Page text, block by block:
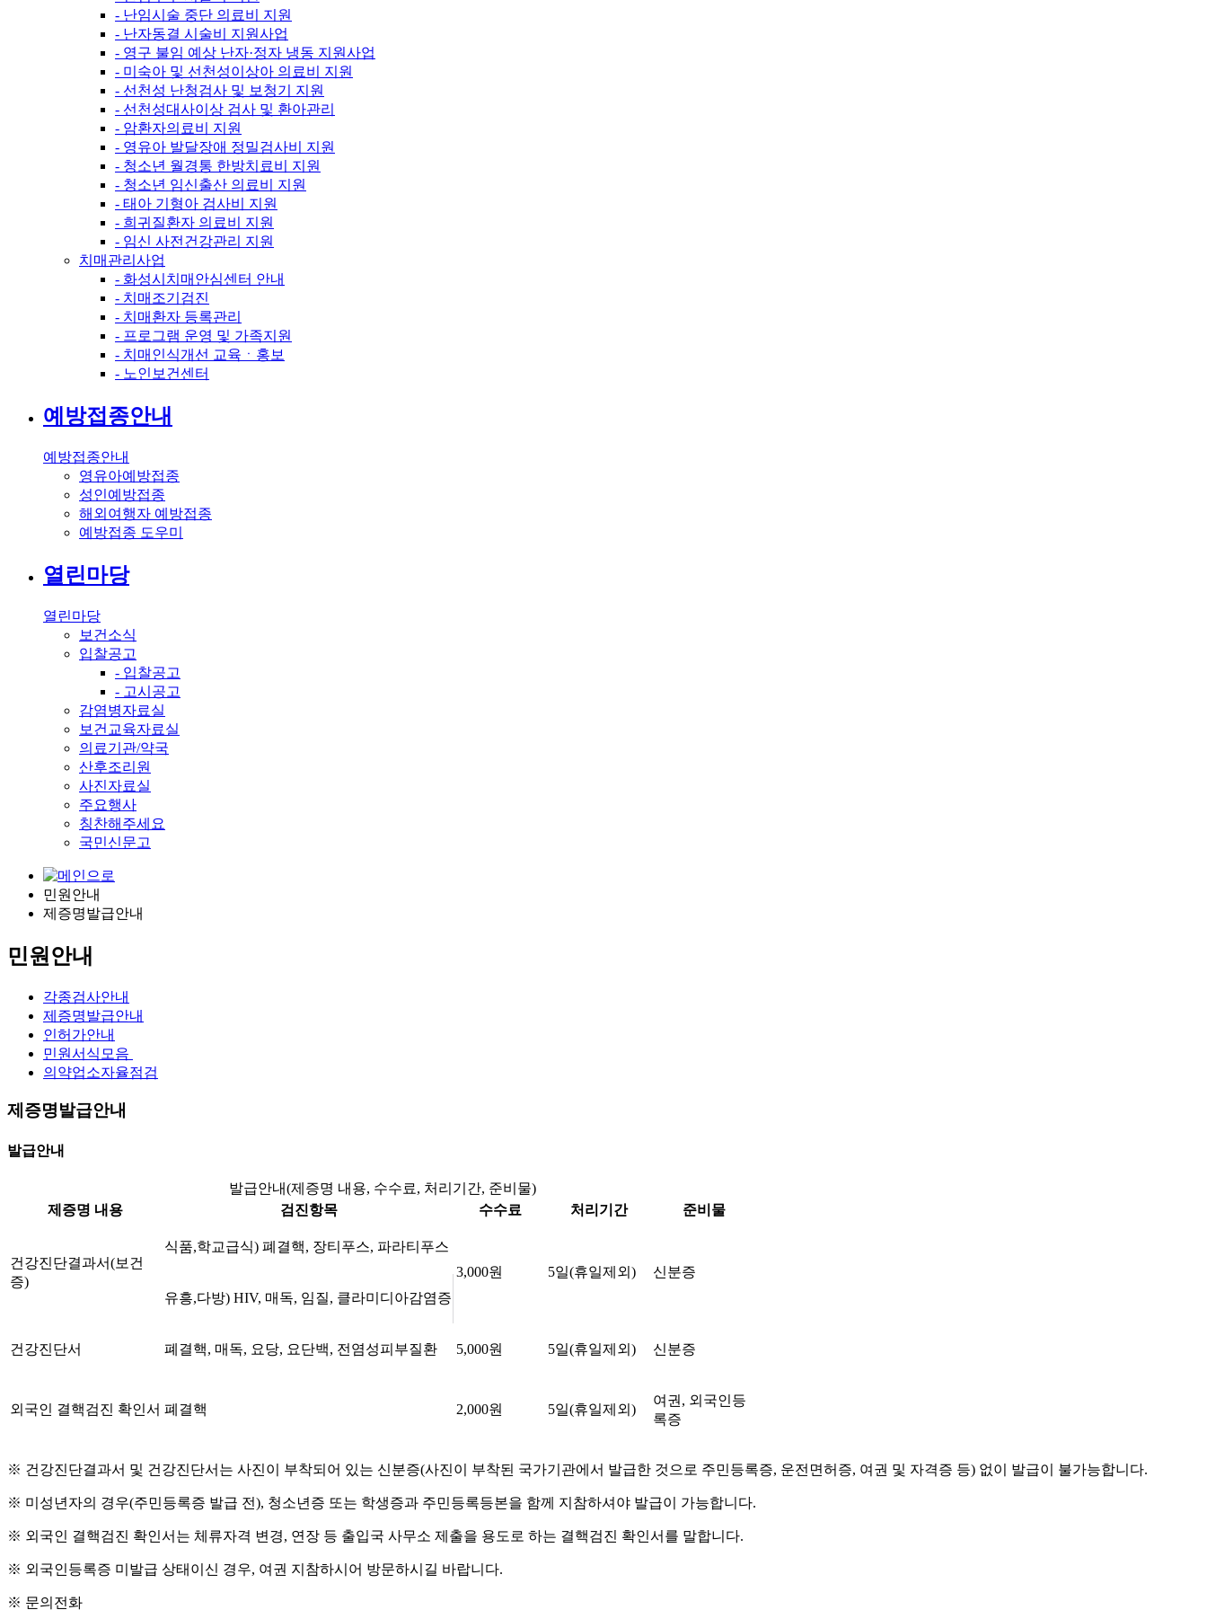
- 난임시술 중단 의료비 지원
- 난자동결 시술비 지원사업
- 영구 불임 예상 난자·정자 냉동 지원사업
- 미숙아 및 선천성이상아 의료비 지원
- 선천성 난청검사 및 보청기 지원
- 선천성대사이상 검사 및 환아관리
- 암환자의료비 지원
- 영유아 발달장애 정밀검사비 지원
- 청소년 월경통 한방치료비 지원
- 청소년 임신출산 의료비 지원
- 태아 기형아 검사비 지원
- 희귀질환자 의료비 지원
- 임신 사전건강관리 지원
치매관리사업
- 화성시치매안심센터 안내
- 치매조기검진
- 치매환자 등록관리
- 프로그램 운영 및 가족지원
- 치매인식개선 교육ㆍ홍보
- 노인보건센터
예방접종안내
예방접종안내
영유아예방접종
성인예방접종
해외여행자 예방접종
예방접종 도우미
열린마당
열린마당
보건소식
입찰공고
- 입찰공고
- 고시공고
감염병자료실
보건교육자료실
의료기관/약국
산후조리원
사진자료실
주요행사
칭찬해주세요
국민신문고
민원안내
제증명발급안내
민원안내
각종검사안내
제증명발급안내
인허가안내
민원서식모음
의약업소자율점검
제증명발급안내
발급안내
발급안내(제증명 내용, 수수료, 처리기간, 준비물)
제증명 내용
검진항목 수수료 처리기간 준비물
건강진단결과서(보건
증)
식품,학교급식) 폐결핵, 장티푸스, 파라티푸스
3,000원
5일(휴일제외)
신분증
유흥,다방) HIV, 매독, 임질, 클라미디아감염증
건강진단서 폐결핵, 매독, 요당, 요단백, 전염성피부질환 5,000원 5일(휴일제외) 신분증
외국인 결핵검진 확인서 폐결핵 2,000원 5일(휴일제외)
여권, 외국인등
록증
※ 건강진단결과서 및 건강진단서는 사진이 부착되어 있는 신분증(사진이 부착된 국가기관에서 발급한 것으로 주민등록증, 운전면허증, 여권 및 자격증 등) 없이 발급이 불가능합니다.
※ 미성년자의 경우(주민등록증 발급 전), 청소년증 또는 학생증과 주민등록등본을 함께 지참하셔야 발급이 가능합니다.
※ 외국인 결핵검진 확인서는 체류자격 변경, 연장 등 출입국 사무소 제출을 용도로 하는 결핵검진 확인서를 말합니다.
※ 외국인등록증 미발급 상태이신 경우, 여권 지참하시어 방문하시길 바랍니다.
※ 문의전화